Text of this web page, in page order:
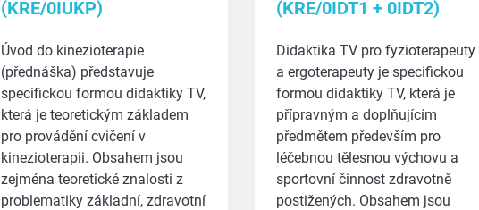
(KRE/0IUKP)
Úvod do kinezioterapie
(přednáška) představuje
specifickou formou didaktiky TV,
která je teoretickým základem
pro provádění cvičení v
kinezioterapii. Obsahem jsou
zejména teoretické znalosti z
problematiky základní, zdravotní
(KRE/0IDT1 + 0IDT2)
Didaktika TV pro fyzioterapeuty
a ergoterapeuty je specifickou
formou didaktiky TV, která je
přípravným a doplňujícím
předmětem především pro
léčebnou tělesnou výchovu a
sportovní činnost zdravotně
postižených. Obsahem jsou